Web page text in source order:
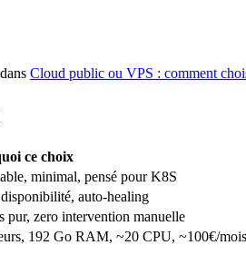
Cloud public ou VPS : comment
ce choix
minimal, pensé pour K8S
auto-healing
pur, zero intervention manuelle
192 Go RAM, ~20 CPU, ~100€/mois